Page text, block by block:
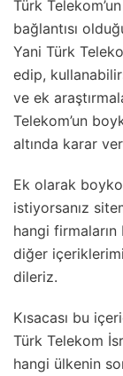
Türk
bağlantısı
Yani Türk
edip,
ve ek
Telekom’un
altında karar
Ek olarak
istiyorsanız
hangi firmaların
diğer
dileriz.
Kısacası bu
Türk Telekom
hangi ülkenin